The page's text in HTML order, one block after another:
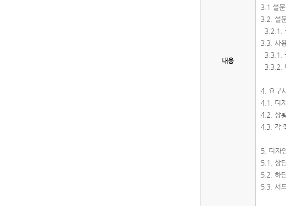
내용
3.1 설
3.2. 설
3.2.1.
3.3. 사
3.3.1.
3.3.2.
4. 요구
4.1. 디
4.2. 상
4.3. 각
5. 디자
5.1. 상
5.2. 하
5.3. 서